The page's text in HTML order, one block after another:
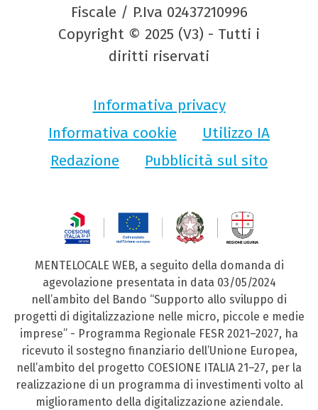
Fiscale / P.Iva 02437210996
Copyright © 2025 (V3) - Tutti i
diritti riservati
Informativa privacy
Informativa cookie
Utilizzo IA
Redazione
Pubblicità sul sito
MENTELOCALE WEB, a seguito della domanda di
agevolazione presentata in data 03/05/2024
nell’ambito del Bando “Supporto allo sviluppo di
progetti di digitalizzazione nelle micro, piccole e medie
imprese” - Programma Regionale FESR 2021–2027, ha
ricevuto il sostegno finanziario dell’Unione Europea,
nell’ambito del progetto COESIONE ITALIA 21–27, per la
realizzazione di un programma di investimenti volto al
miglioramento della digitalizzazione aziendale.